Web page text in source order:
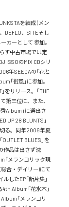
を結成 (メン
DEFLO、SITEそし
カーとして 参加。
ず中古市場では定
ISSOのMIX CDシリ
年SEEDAの「花と
「街風」に参加。
をリリース。「THE
第三位に、また、
Album」に選出さ
UP 28 BLUNTS」
る。同年2008年夏
BLUES」を
作品は出さず沈
「メランコリック現
合・デイリー)にて
したEP「断片集」
Album「花水木」
「メランコリ